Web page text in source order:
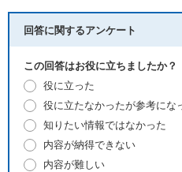
回答に関するアンケート
この回答はお役に立ちましたか？
役に立った
役に立たなかったが参考にな
知りたい情報ではなかった
内容が納得できない
内容が難しい